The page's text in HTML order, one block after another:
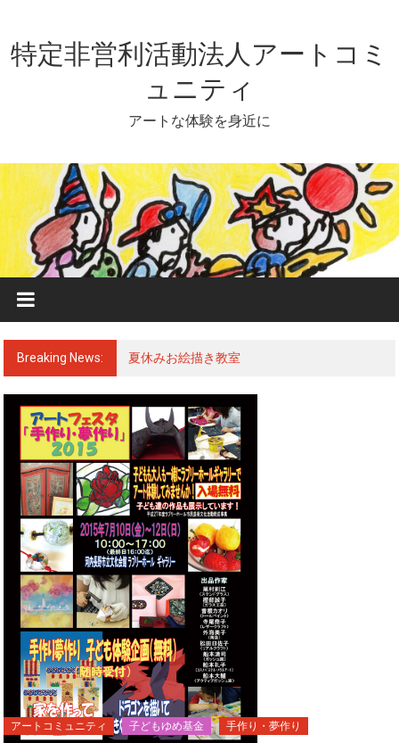
content
特定非営利活動法人アートコミ
ュニティ
アートな体験を身近に
Breaking News: 夏休みお絵描き教室
アートコミュニティ 子どもゆめ基金 手作り・夢作り